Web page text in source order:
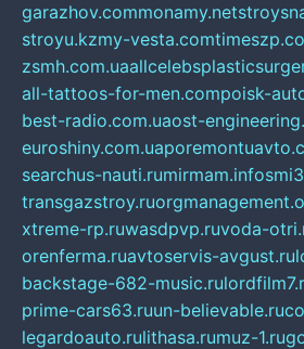
garazhov.commonamy.net
stroyu.kzmy-vesta.com
zsmh.com.ua
all-tattoos-for-men.compoisk-
best-radio.com.uaost-
euroshiny.com.ua
searchus-nauti.rumirmam.info
transgazstroy.ru
xtreme-rp.ruwasdpvp.ruvoda-
orenferma.ruavtoservis-avgust.ru
backstage-682-music.ru
prime-cars63.ruun-believable.ru
legardoauto.rulithasa.rumuz-1.ru